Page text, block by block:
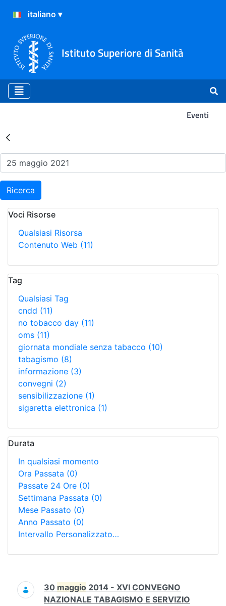
Istituto Superiore di Sanità
Eventi
Risultati della Ricerca -
Ricerca
Voci Risorse
Qualsiasi Risorsa
Contenuto Web (11)
Tag
Qualsiasi Tag
cndd (11)
no tobacco day (11)
oms (11)
giornata mondiale senza tabacco (10)
tabagismo (8)
informazione (3)
convegni (2)
sensibilizzazione (1)
sigaretta elettronica (1)
Durata
In qualsiasi momento
Ora Passata (0)
Passate 24 Ore (0)
Settimana Passata (0)
Mese Passato (0)
Anno Passato (0)
Intervallo Personalizzato…
Ricerca
30 maggio 2014 - XVI CONVEGNO
NAZIONALE TABAGISMO E SERVIZIO